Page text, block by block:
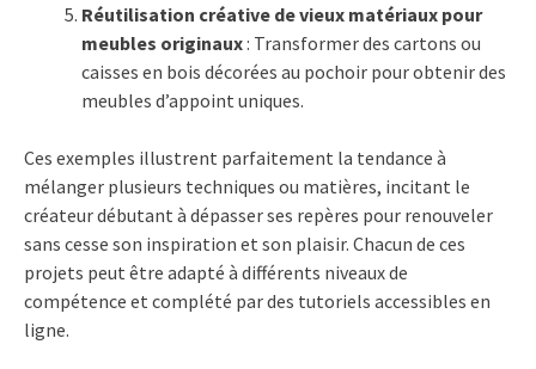
Réutilisation créative de vieux matériaux pour
meubles originaux: Transformer des cartons ou
caisses en bois décorées au pochoir pour obtenir des
meubles d’appoint uniques.
Ces exemples illustrent parfaitement la tendance à
mélanger plusieurs techniques ou matières, incitant le
créateur débutant à dépasser ses repères pour renouveler
sans cesse son inspiration et son plaisir. Chacun de ces
projets peut être adapté à différents niveaux de
compétence et complété par des tutoriels accessibles en
ligne.